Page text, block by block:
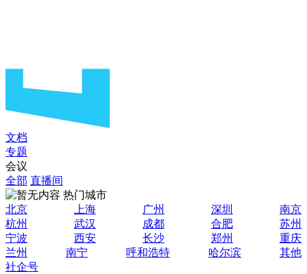
文档
专题
会议
全部 直播间
热门城市
北京
上海 广州 深圳
南京
杭州
武汉 成都 合肥
苏州
宁波
西安 长沙 郑州
重庆
兰州
南宁 呼和浩特 哈尔滨
其他
社企号